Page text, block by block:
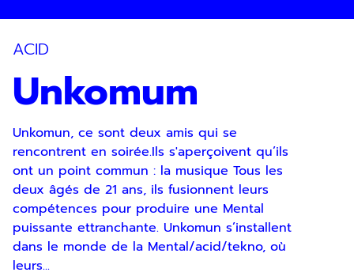
ACID
Unkomum
Unkomun, ce sont deux amis qui se
rencontrent en soirée.Ils s'aperçoivent qu’ils
ont un point commun : la musique Tous les
deux âgés de 21 ans, ils fusionnent leurs
compétences pour produire une Mental
puissante ettranchante. Unkomun s’installent
dans le monde de la Mental/acid/tekno, où
leurs...